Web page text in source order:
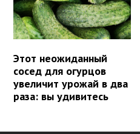
Этот неожиданный
сосед для огурцов
увеличит урожай в два
раза: вы удивитесь